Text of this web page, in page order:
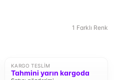
1 Farklı Renk
KARGO TESLIM
Tahmini yarın kargoda